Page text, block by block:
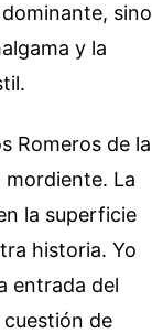
sino
y la
Romeros de la
mordiente. La
la superficie
historia. Yo
entrada del
de